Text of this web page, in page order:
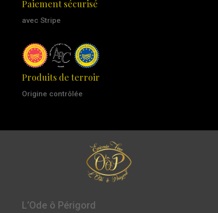
Paiement sécurisé
avec Stripe
Produits de terroir
Origine contrôlée
L’Ode ô Périgord